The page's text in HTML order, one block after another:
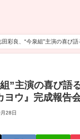
田彩良、“今泉組”主演の喜び
”主演の喜び語
ヨウ』完成報告
28日